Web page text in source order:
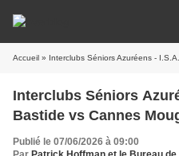
Accueil » Interclubs Séniors Azuréens -
Interclubs Séniors
Bastide vs Cannes
Publié le 07/06/2026 à 09:00